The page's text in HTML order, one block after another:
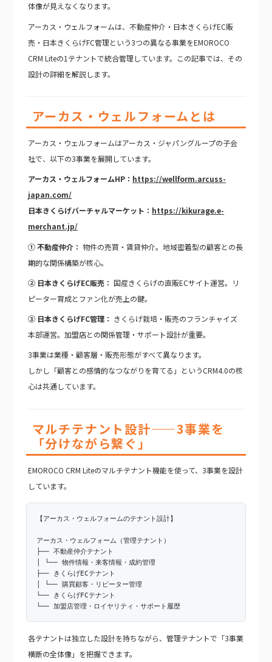
体像が見えなくなります。
アーカス・ウェルフォームは、不動産仲介・日本きくらげEC販
売・日本きくらげFC管理という3つの異なる事業をEMOROCO
CRM Liteの1テナントで統合管理しています。この記事では、その
設計の詳細を解説します。
アーカス・ウェルフォームとは
アーカス・ウェルフォームはアーカス・ジャパングループの子会
社で、以下の3事業を展開しています。
アーカス・ウェルフォームHP： https://wellform.arcuss-
japan.com/
日本きくらげバーチャルマーケット： https://kikurage.e-
merchant.jp/
① 不動産仲介： 物件の売買・賃貸仲介。地域密着型の顧客との長
期的な関係構築が核心。
② 日本きくらげEC販売： 国産きくらげの直販ECサイト運営。リ
ピーター育成とファン化が売上の鍵。
③ 日本きくらげFC管理： きくらげ栽培・販売のフランチャイズ
本部運営。加盟店との関係管理・サポート設計が重要。
3事業は業種・顧客層・販売形態がすべて異なります。
しかし「顧客との感情的なつながりを育てる」というCRM4.0の核
心は共通しています。
マルチテナント設計——3事業を
「分けながら繋ぐ」
EMOROCO CRM Liteのマルチテナント機能を使って、3事業を設計
しています。
【アーカス・ウェルフォームのテナント設計】
アーカス・ウェルフォーム（管理テナント）
├── 不動産仲介テナント
│ └── 物件情報・来客情報・成約管理
├── きくらげECテナント
│ └── 購買顧客・リピーター管理
└── きくらげFCテナント
└── 加盟店管理・ロイヤリティ・サポート履歴
各テナントは独立した設計を持ちながら、管理テナントで「3事業
横断の全体像」を把握できます。